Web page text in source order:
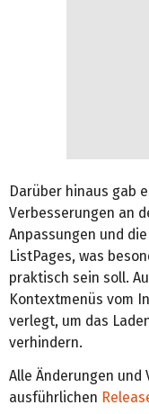
Darüber hinaus gab
Verbesserungen an
Anpassungen und
ListPages, was
praktisch sein soll.
Kontextmenüs vom
verlegt, um das
verhindern.
Alle Änderungen und
ausführlichen